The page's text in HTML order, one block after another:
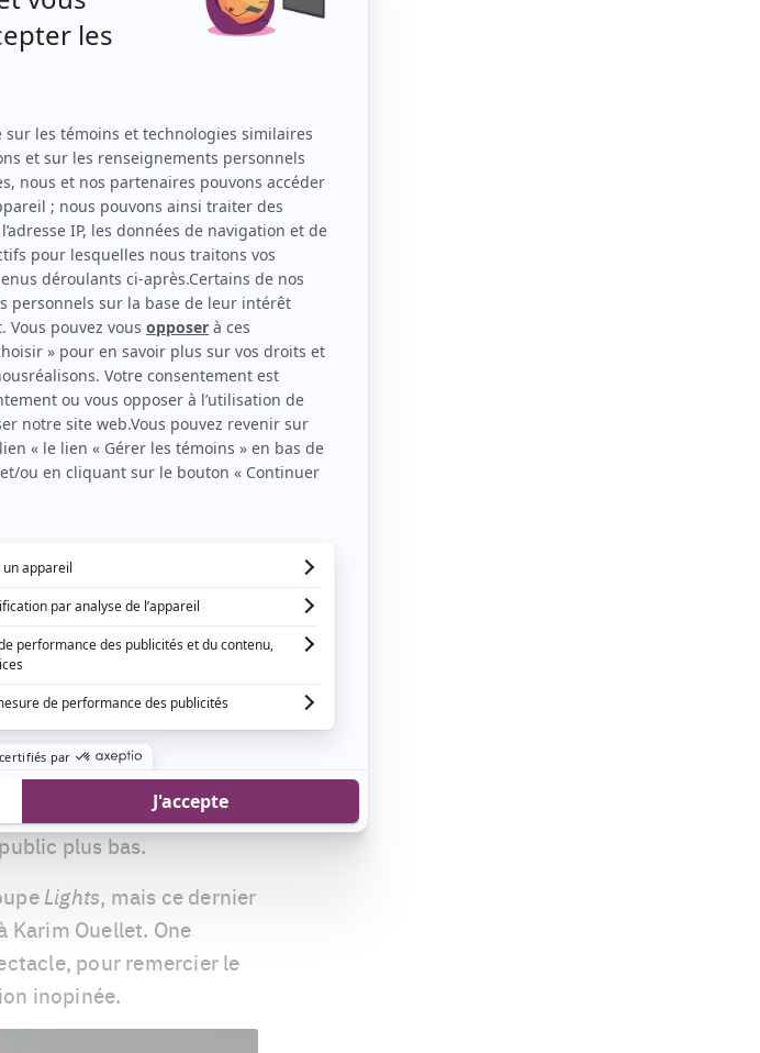
ils se trouvent. À un
accompagné par
où il était passé quand
empruntant le
de spectacle affirmant
la première fois, et
la soirée, il a
qu'il était fier d'être
dans le vieux Colisée
s'affairait
qui devrait voir le
du talent de
notes impressionnantes
guitariste livre un solo
sont d'un
des musiciens
parler longtemps,
déjà. L'album
les interprétations
sa qualité.
plus bas.
Lights, mais ce dernier
Karim Ouellet. One
pour remercier le
inopinée.